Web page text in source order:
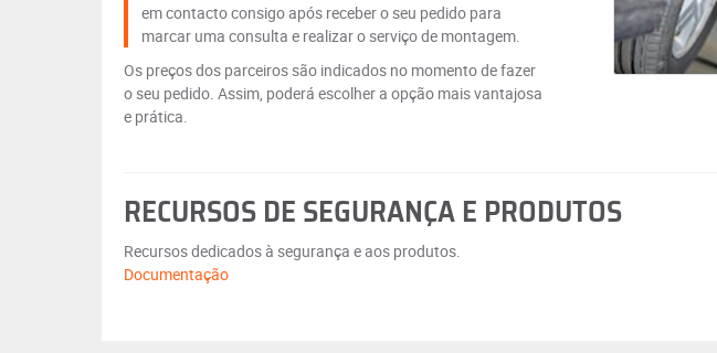
em contacto consigo após receber o seu pedido para
marcar uma consulta e realizar o serviço de montagem.
Os preços dos parceiros são indicados no momento de fazer
o seu pedido. Assim, poderá escolher a opção mais vantajosa
e prática.
RECURSOS DE SEGURANÇA E PRODUTOS
Recursos dedicados à segurança e aos produtos.
Documentação